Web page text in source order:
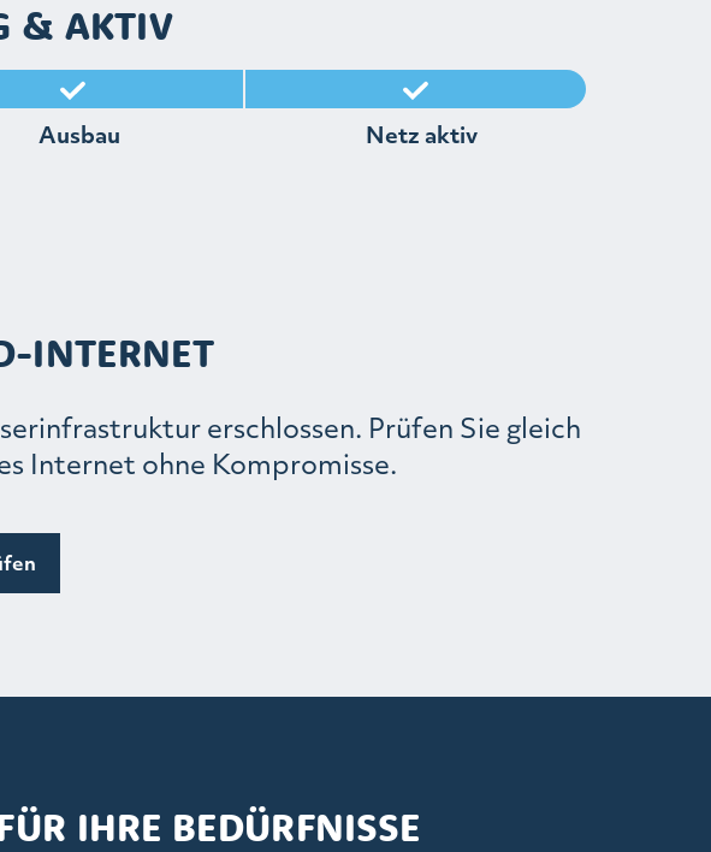
& AKTIV
Ausbau Netz aktiv
INTERNET
erschlossen. Prüfen Sie gleich
Internet ohne Kompromisse.
IHRE BEDÜRFNISSE